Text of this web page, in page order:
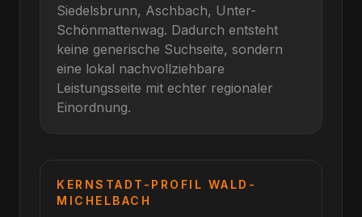
Siedelsbrunn, Aschbach, Unter-
Schönmattenwag. Dadurch entsteht
keine generische Suchseite, sondern
eine lokal nachvollziehbare
Leistungsseite mit echter regionaler
Einordnung.
KERNSTADT-PROFIL WALD-
MICHELBACH